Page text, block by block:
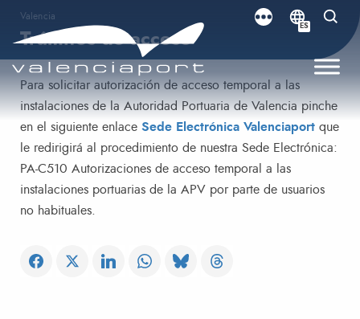
ES
Valencia
Trámites de acceso
Para solicitar autorización de acceso temporal a las
instalaciones de la Autoridad Portuaria de Valencia pinche
en el siguiente enlace Sede Electrónica Valenciaport que
le redirigirá al procedimiento de nuestra Sede Electrónica:
PA-C510 Autorizaciones de acceso temporal a las
instalaciones portuarias de la APV por parte de usuarios
no habituales.